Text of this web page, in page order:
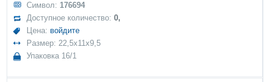
Символ: 176694
Доступное количество:0,
Цена: войдите
Размер: 22,5x11x9,5
Упаковка 16/1